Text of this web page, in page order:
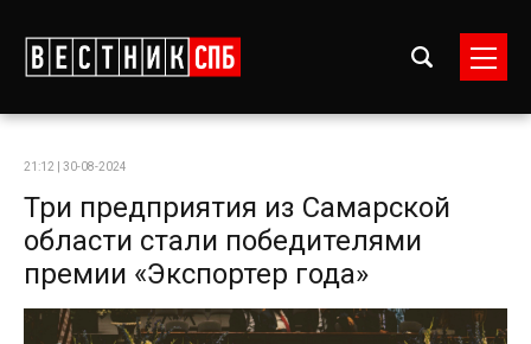
21:12 | 30-08-2024
Три предприятия из Самарской
области стали победителями
премии «Экспортер года»